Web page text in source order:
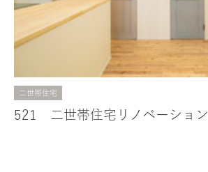
二世帯住宅
521 二世帯住宅リノベーション